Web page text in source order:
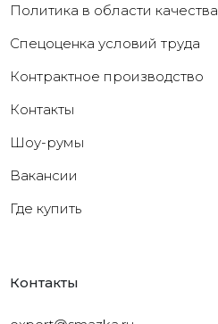
Политика в области качества
Cпецоценка условий труда
Контрактное производство
Контакты
Шоу-румы
Вакансии
Где купить
Контакты